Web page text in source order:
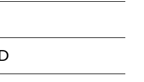
and accessories